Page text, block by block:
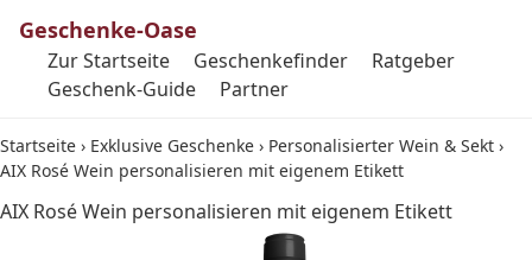
Geschenke-Oase
Zur Startseite Geschenkefinder
Ratgeber
Geschenk-Guide
Partner
Startseite › Exklusive Geschenke › Personalisierter Wein & Sekt ›
AIX Rosé Wein personalisieren mit eigenem Etikett
AIX Rosé Wein personalisieren mit eigenem Etikett